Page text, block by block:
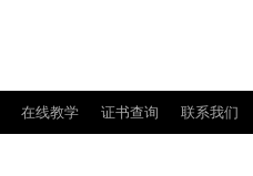
在线教学 证书查询 联系我们